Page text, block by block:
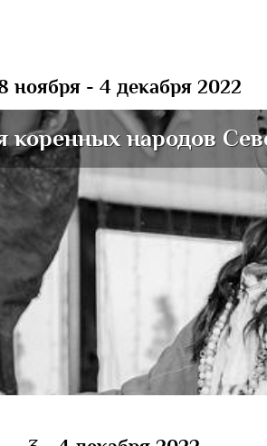
ноября - 4 декабря 2022
коренных народов